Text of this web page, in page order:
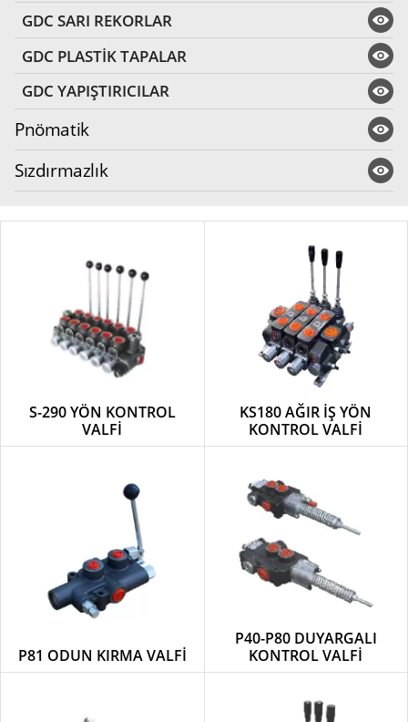
GDC SARI REKORLAR
GDC PLASTİK TAPALAR
GDC YAPIŞTIRICILAR
Pnömatik
Sızdırmazlık
S-290 YÖN KONTROL
VALFİ
KS180 AĞIR İŞ YÖN
KONTROL VALFİ
P81 ODUN KIRMA VALFİ
P40-P80 DUYARGALI
KONTROL VALFİ